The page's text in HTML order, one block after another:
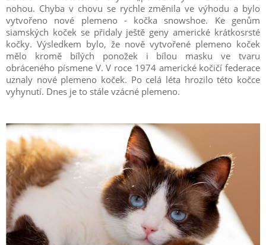
nohou. Chyba v chovu se rychle změnila ve výhodu a bylo
vytvořeno nové plemeno - kočka snowshoe. Ke genům
siamských koček se přidaly ještě geny americké krátkosrsté
kočky. Výsledkem bylo, že nově vytvořené plemeno koček
mělo kromě bílých ponožek i bílou masku ve tvaru
obráceného písmene V. V roce 1974 americké kočičí federace
uznaly nové plemeno koček. Po celá léta hrozilo této kočce
vyhynutí. Dnes je to stále vzácné plemeno.